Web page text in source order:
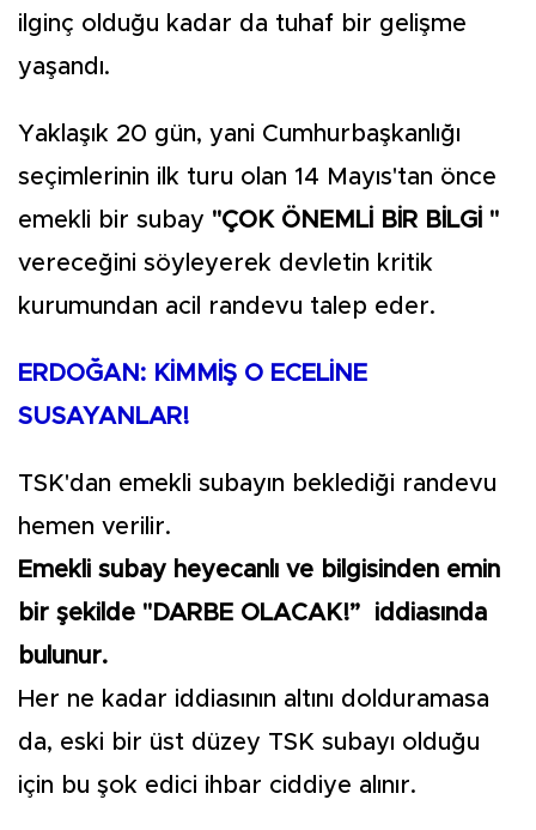
ilginç olduğu kadar da tuhaf bir gelişme
yaşandı.
Yaklaşık 20 gün, yani Cumhurbaşkanlığı
seçimlerinin ilk turu olan 14 Mayıs'tan önce
emekli bir subay "ÇOK ÖNEMLİ BİR BİLGİ "
vereceğini söyleyerek devletin kritik
kurumundan acil randevu talep eder.
ERDOĞAN: KİMMİŞ O ECELİNE
SUSAYANLAR!
TSK'dan emekli subayın beklediği randevu
hemen verilir.
Emekli subay heyecanlı ve bilgisinden emin
bir şekilde "DARBE OLACAK!” iddiasında
bulunur.
Her ne kadar iddiasının altını dolduramasa
da, eski bir üst düzey TSK subayı olduğu
için bu şok edici ihbar ciddiye alınır.